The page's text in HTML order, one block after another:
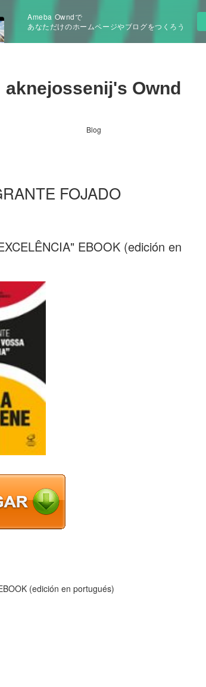
Ameba Owndで
あなただけのホームページやブログをつくろう
aknejossenij's Ownd
Blog
FOJADO
EBOOK (edición en
(edición en portugués)